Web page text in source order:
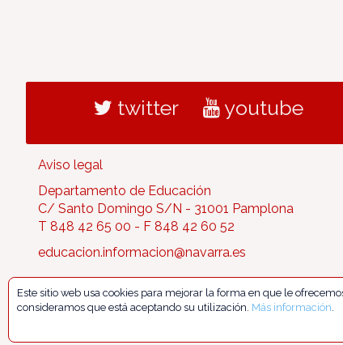
twitter youtube
Aviso legal
Departamento de Educación
C/ Santo Domingo S/N - 31001 Pamplona
T 848 42 65 00 - F 848 42 60 52
educacion.informacion@navarra.es
Este sitio web usa cookies para mejorar la forma en que le
consideramos que está aceptando su utilización. Más información.